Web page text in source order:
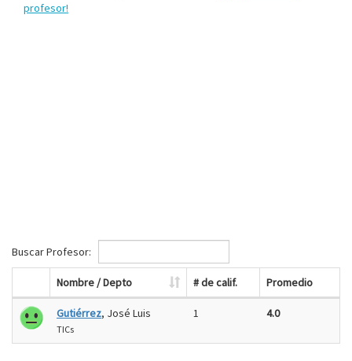
profesor!
Buscar Profesor:
Nombre / Depto # de calif. Promedio
Gutiérrez, José Luis
TICs
1 4.0